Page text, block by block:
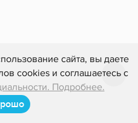
сайта, вы даете
cookies и соглашаетесь с
Подробнее.